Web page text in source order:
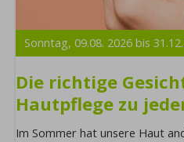
Sonntag,09.08. 2026 bis31.12.
Die richtige
Hautpflege zu
Im Sommer hat unsere Haut